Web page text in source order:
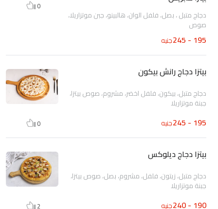
دجاج متبل ، بصل، فلفل الوان، هالبينو، جبن موتزاريلا،
صوص
195 - 245 جنيه
0
بيتزا دجاج رانش بيكون
دجاج متبل، بيكون، فلفل اخضر، مشروم، صوص بيتزا،
جبنة موتزاريلا
195 - 245 جنيه 0
بيتزا دجاج ديلوكس
دجاج متبل، زيتون، فلفل، مشروم، بصل، صوص بيتزا،
جبنة موتزاريلا
190 - 240 جنيه 2